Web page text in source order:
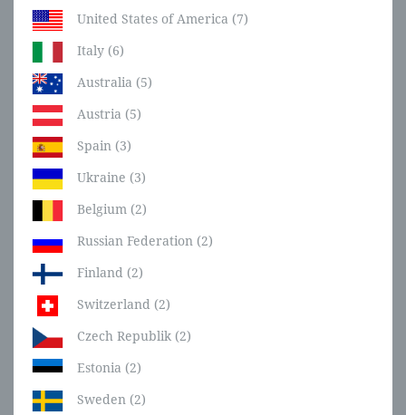
United States of America (7)
Italy (6)
Australia (5)
Austria (5)
Spain (3)
Ukraine (3)
Belgium (2)
Russian Federation (2)
Finland (2)
Switzerland (2)
Czech Republik (2)
Estonia (2)
Sweden (2)